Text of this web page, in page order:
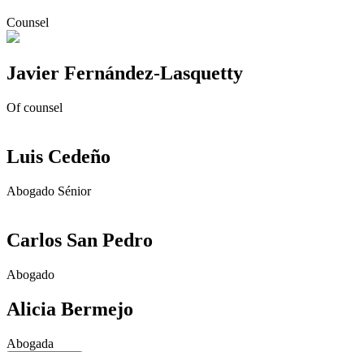
Counsel
Javier Fernández-Lasquetty
Of counsel
Luis Cedeño
Abogado Sénior
Carlos San Pedro
Abogado
Alicia Bermejo
Abogada